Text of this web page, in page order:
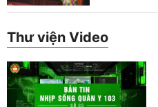
Thư viện Video